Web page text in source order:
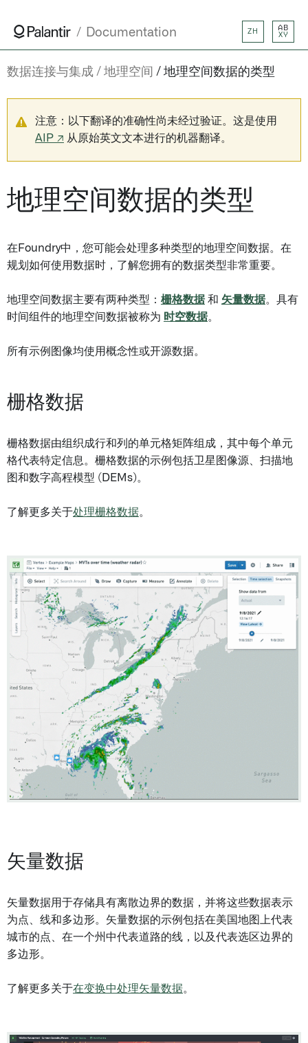
Documentation ZH
AB
XY
数据连接与集成 地理空间 地理空间数据的类型
注意：以下翻译的准确性尚未经过验证。这是使用
AIP ↗ 从原始英文文本进行的机器翻译。
地理空间数据的类型
在Foundry中，您可能会处理多种类型的地理空间数据。在
规划如何使用数据时，了解您拥有的数据类型非常重要。
地理空间数据主要有两种类型： 栅格数据和 矢量数据。具有
时间组件的地理空间数据被称为 时空数据。
所有示例图像均使用概念性或开源数据。
栅格数据
栅格数据由组织成行和列的单元格矩阵组成，其中每个单元
格代表特定信息。栅格数据的示例包括卫星图像源、扫描地
图和数字高程模型 (DEMs)。
了解更多关于处理栅格数据。
矢量数据
矢量数据用于存储具有离散边界的数据，并将这些数据表示
为点、线和多边形。矢量数据的示例包括在美国地图上代表
城市的点、在一个州中代表道路的线，以及代表选区边界的
多边形。
了解更多关于在变换中处理矢量数据。